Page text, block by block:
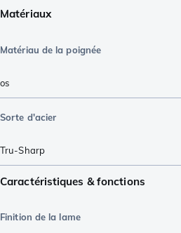
Matériaux
Matériau de la poignée
os
Sorte d'acier
Tru-Sharp
Caractéristiques & fonctions
Finition de la lame